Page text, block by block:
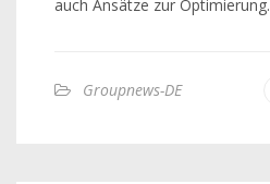
auch Ansätze zur Optimierung.
Groupnews-DE